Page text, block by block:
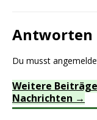
Antworten
Du musst
Weitere
Nachrichten